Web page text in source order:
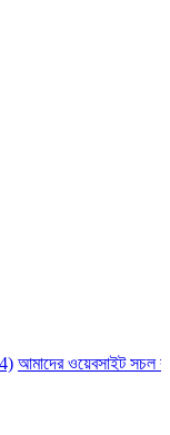
আমাদের ওয়েবসাইট সচল